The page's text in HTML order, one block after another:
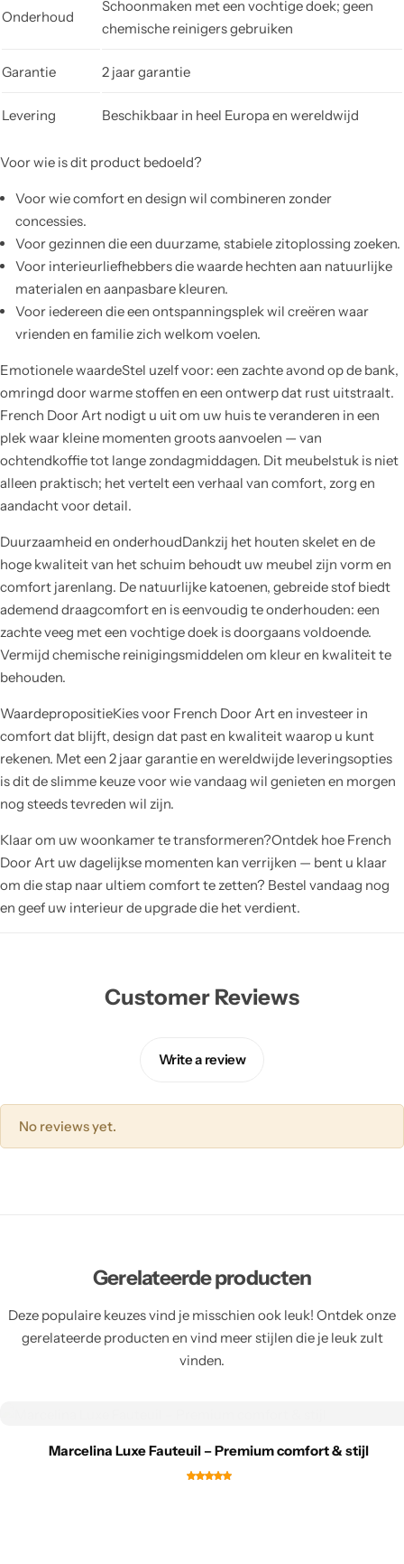
Onderhoud
Schoonmaken met een vochtige doek; geen
chemische reinigers gebruiken
Garantie 2 jaar garantie
Levering Beschikbaar in heel Europa en wereldwijd
Voor wie is dit product bedoeld?
Voor wie comfort en design wil combineren zonder
concessies.
Voor gezinnen die een duurzame, stabiele zitoplossing zoeken.
Voor interieurliefhebbers die waarde hechten aan natuurlijke
materialen en aanpasbare kleuren.
Voor iedereen die een ontspanningsplek wil creëren waar
vrienden en familie zich welkom voelen.
Emotionele waardeStel uzelf voor: een zachte avond op de bank,
omringd door warme stoffen en een ontwerp dat rust uitstraalt.
French Door Art nodigt u uit om uw huis te veranderen in een
plek waar kleine momenten groots aanvoelen — van
ochtendkoffie tot lange zondagmiddagen. Dit meubelstuk is niet
alleen praktisch; het vertelt een verhaal van comfort, zorg en
aandacht voor detail.
Duurzaamheid en onderhoudDankzij het houten skelet en de
hoge kwaliteit van het schuim behoudt uw meubel zijn vorm en
comfort jarenlang. De natuurlijke katoenen, gebreide stof biedt
ademend draagcomfort en is eenvoudig te onderhouden: een
zachte veeg met een vochtige doek is doorgaans voldoende.
Vermijd chemische reinigingsmiddelen om kleur en kwaliteit te
behouden.
WaardepropositieKies voor French Door Art en investeer in
comfort dat blijft, design dat past en kwaliteit waarop u kunt
rekenen. Met een 2 jaar garantie en wereldwijde leveringsopties
is dit de slimme keuze voor wie vandaag wil genieten en morgen
nog steeds tevreden wil zijn.
Klaar om uw woonkamer te transformeren?Ontdek hoe French
Door Art uw dagelijkse momenten kan verrijken — bent u klaar
om die stap naar ultiem comfort te zetten? Bestel vandaag nog
en geef uw interieur de upgrade die het verdient.
Customer Reviews
Write a review
No reviews yet.
Gerelateerde producten
Deze populaire keuzes vind je misschien ook leuk! Ontdek onze
gerelateerde producten en vind meer stijlen die je leuk zult
vinden.
Marcelina Luxe Fauteuil – Premium comfort & stijl